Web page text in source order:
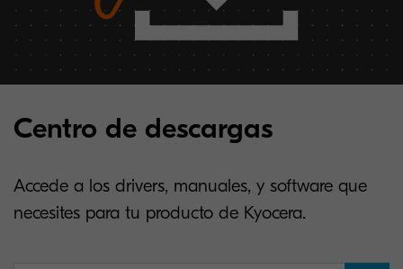
Centro de descargas
Accede a los drivers, manuales, y software que
necesites para tu producto de Kyocera.